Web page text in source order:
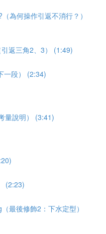
為何操作引返不消行？）
返三角2、3） (1:49)
一段） (2:34)
量說明） (3:41)
(2:23)
最後修飾2：下水定型）